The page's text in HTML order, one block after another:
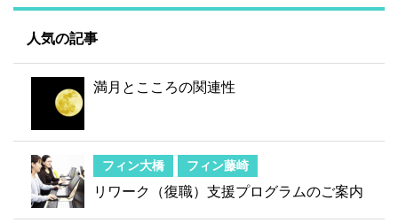
人気の記事
満月とこころの関連性
フィン大橋 フィン藤崎
リワーク（復職）支援プログラムのご案内